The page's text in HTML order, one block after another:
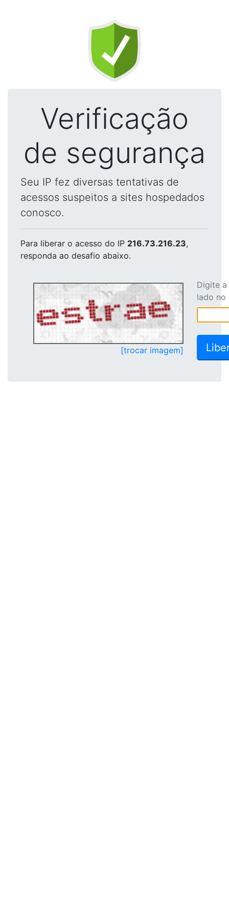
Verificação
de segurança
Seu IP fez diversas tentativas de
acessos suspeitos a sites hospedados
conosco.
Para liberar o acesso do IP 216.73.216.23,
responda ao desafio abaixo.
[trocar imagem]
Digite
lado no